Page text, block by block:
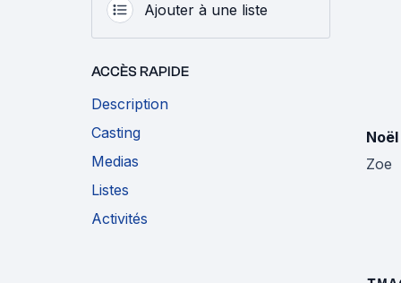
Ajouter à une liste
ACCÈS RAPIDE
Description
Casting
Medias
Listes
Activités
Zoe